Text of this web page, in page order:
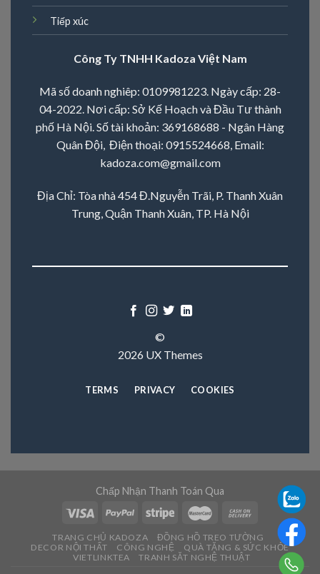
Tiếp xúc
Công Ty TNHH Kadoza Việt Nam
Mã số doanh nghiêp: 0109981223. Ngày cấp: 28-
04-2022. Nơi cấp: Sở Kế Hoạch và Đầu Tư thành
phố Hà Nội. Số tài khoản: 369168688 - Ngân Hàng
Quân Đội, Điện thoại: 0915524668 , Email:
kadoza.com@gmail.com
Địa Chỉ: Tòa nhà 454 Đ.Nguyễn Trãi, P. Thanh Xuân
Trung, Quận Thanh Xuân, TP. Hà Nội
©
2026 UX Themes
TERMS PRIVACY COOKIES
Chấp Nhận Thanh Toán Qua
TRANG CHỦ KADOZA
ĐỒNG HỒ TREO TƯỜNG
DECOR NỘI THẤT
CÔNG NGHỆ
QUÀ TẶNG & SỨC KHỎE
VIETLINKTEA
TRANH SĂT NGHỆ THUẬT